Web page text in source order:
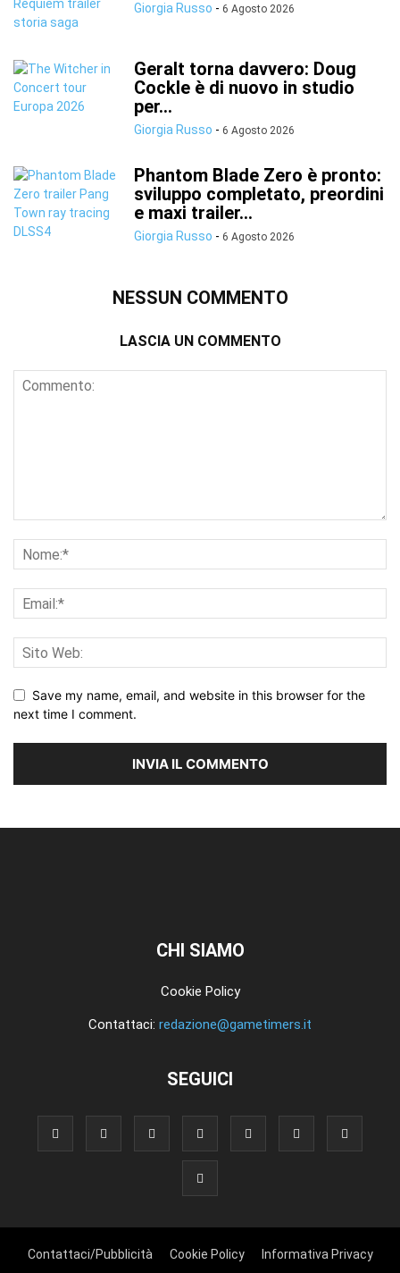
Giorgia Russo - 6 Agosto 2026
Geralt torna davvero: Doug
Cockle è di nuovo in studio
per...
Giorgia Russo - 6 Agosto 2026
Phantom Blade Zero è pronto:
sviluppo completato, preordini
e maxi trailer...
Giorgia Russo - 6 Agosto 2026
NESSUN COMMENTO
LASCIA UN COMMENTO
Save my name, email, and website in this browser for the
next time I comment.
CHI SIAMO
Cookie Policy
Contattaci: redazione@gametimers.it
SEGUICI
Contattaci/Pubblicità Cookie Policy Informativa Privacy